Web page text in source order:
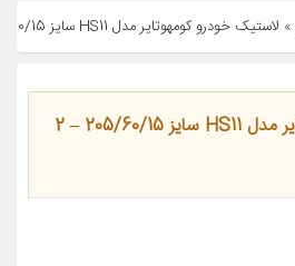
» لاستیک خودرو کومهوتایر مدل HS11 سایز 205/60/15 – 2 حلقه
لاستیک خودرو کومهوتایر مدل HS11 سایز 205/60/15 – 2